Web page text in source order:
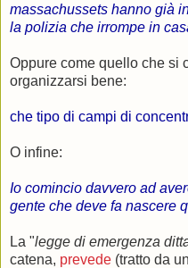
massachussets hanno già
la polizia che irrompe in
Oppure come quello che si
organizzarsi bene:
che tipo di campi di
O infine:
Io comincio davvero ad
gente che deve fa nascere
La "legge di emergenza
catena, prevede (tratto da